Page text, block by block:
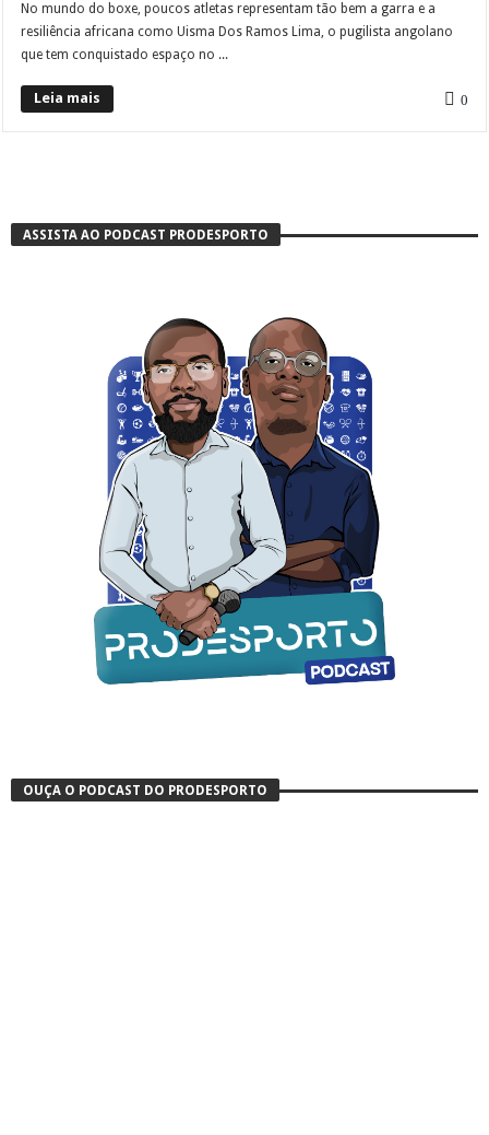
No mundo do boxe, poucos atletas representam tão bem a garra e a
resiliência africana como Uisma Dos Ramos Lima, o pugilista angolano
que tem conquistado espaço no ...
Leia mais 0
ASSISTA AO PODCAST PRODESPORTO
OUÇA O PODCAST DO PRODESPORTO